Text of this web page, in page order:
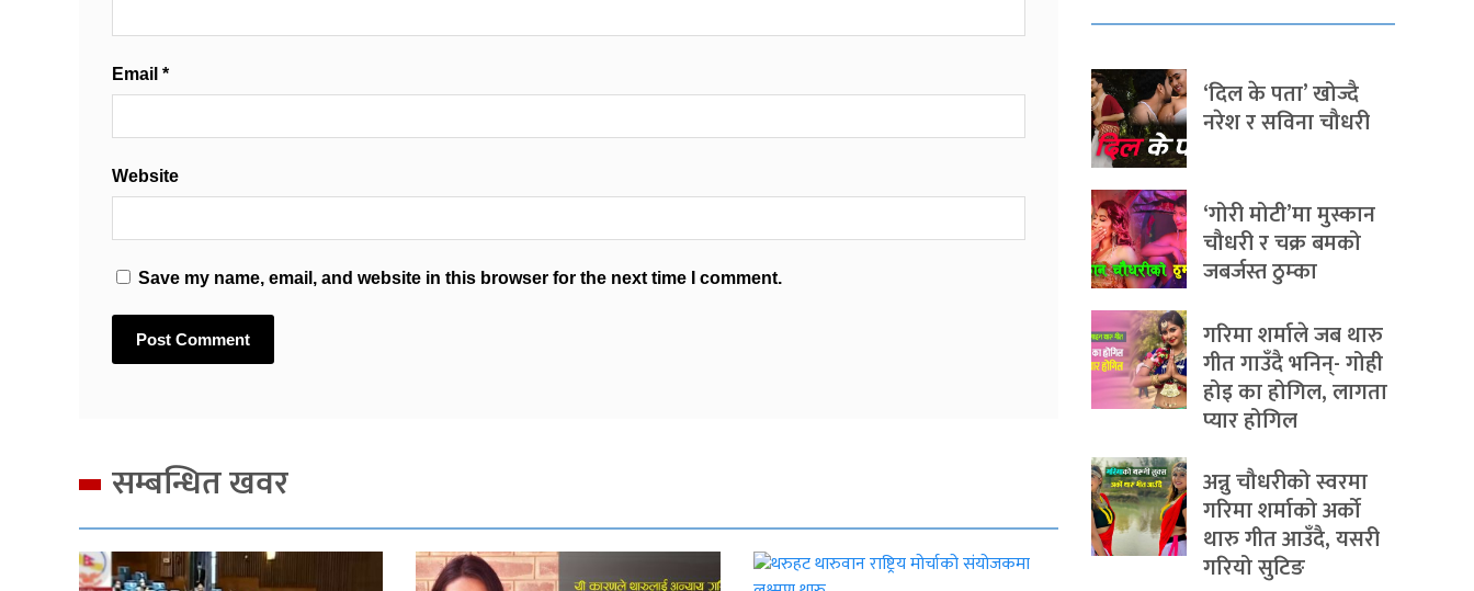
Email *
Website
Save my name, email, and website in this browser for the next time I comment.
सम्बन्धित खवर
‘दिल के पता’ खोज्दै
नरेश र सविना चौधरी
‘गोरी मोटी’मा मुस्कान
चौधरी र चक्र बमको
जबर्जस्त ठुम्का
गरिमा शर्माले जब थारु
गीत गाउँदै भनिन्- गोही
होइ का होगिल, लागता
प्यार होगिल
अन्नु चौधरीको स्वरमा
गरिमा शर्माको अर्को
थारु गीत आउँदै, यसरी
गरियो सुटिङ